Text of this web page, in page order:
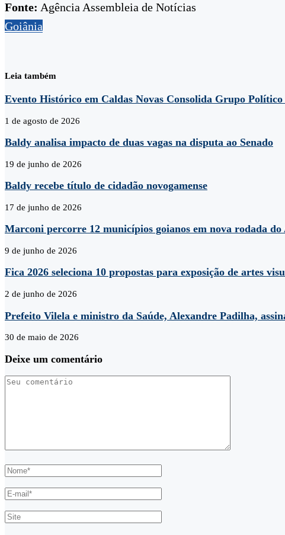
Fonte: Agência Assembleia de Notícias
Goiânia
Leia também
Evento Histórico em Caldas Novas Consolida Grupo
1 de agosto de 2026
Baldy analisa impacto de duas vagas na disputa ao Senado
19 de junho de 2026
Baldy recebe título de cidadão novogamense
17 de junho de 2026
Marconi percorre 12 municípios goianos em nova rodada do
9 de junho de 2026
Fica 2026 seleciona 10 propostas para exposição de artes
2 de junho de 2026
Prefeito Vilela e ministro da Saúde, Alexandre Padilha,
30 de maio de 2026
Deixe um comentário